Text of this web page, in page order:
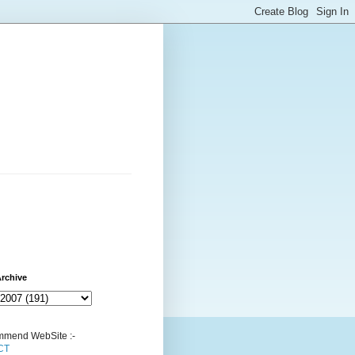
WebSite :-